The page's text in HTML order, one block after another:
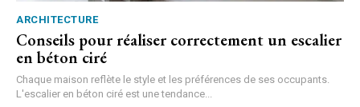
ARCHITECTURE
Conseils pour réaliser correctement un escalier
en béton ciré
Chaque maison reflète le style et les préférences de ses occupants.
L'escalier en béton ciré est une tendance...